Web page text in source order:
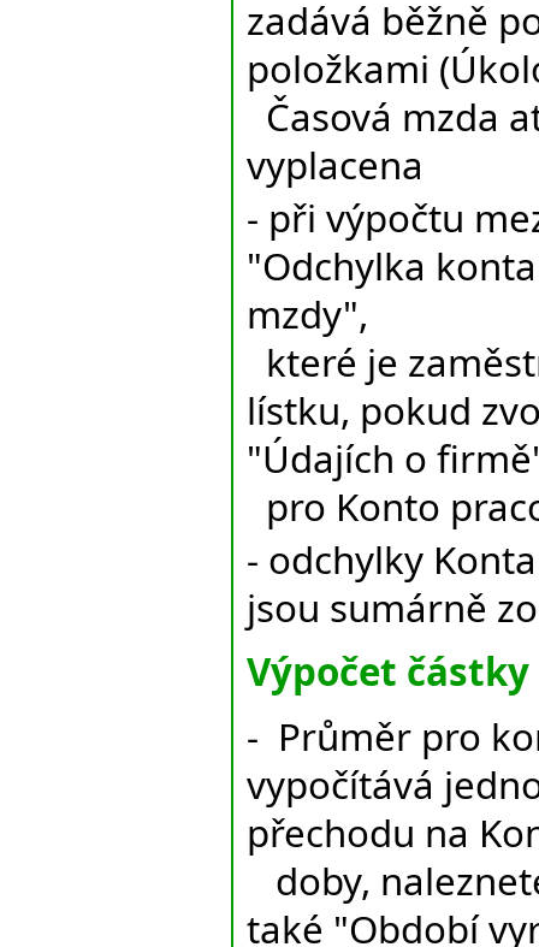
zadává běžně
položkami
Časová mzda
vyplacena
- při výpočtu
"Odchylka
mzdy",
které je
lístku, pokud
"Údajích o
pro Konto
- odchylky
jsou sumárně
Výpočet
- Průměr pro
vypočítává
přechodu na
doby,
také "Období